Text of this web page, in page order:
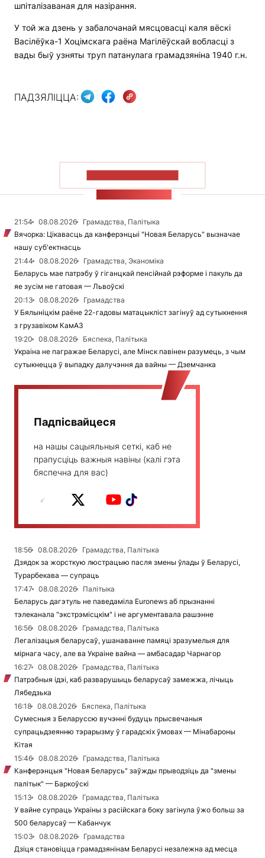
шпіталізаваная для назірання.
У той жа дзень у забалочанай мясцовасці каля вёскі
Васілёўка-1 Хоцімскага раёна Магілёўскай вобласці з
вады быў узняты труп патанулага грамадзяніна 1940 г.н.
ПАДЗЯЛІЦЦА:
21:54 08.08.2026
Грамадства, Палітыка
Вячорка: Цікавасць да канферэнцыі "Новая Беларусь" вызначае
нашу суб'ектнасць
21:44
08.08.2026
Грамадства, Эканоміка
Беларусь мае патрэбу ў гіганцкай пенсійнай рэформе і пакуль да
яе зусім не гатовая — Львоўскі
20:13
08.08.2026
Грамадства
У Бялыніцкім раёне 22-гадовы матацыкліст загінуў ад сутыкнення
з грузавіком КамАЗ
19:20
08.08.2026
Бяспека, Палітыка
Украіна не пагражае Беларусі, але Мінск павінен разумець, з чым
сутыкнецца ў выпадку далучэння да вайны — Дземчанка
Падпісвайцеся
на нашы сацыяльныя сеткі, каб не
прапусціць важныя навіны (калі гэта
бяспечна для вас)
18:56 08.08.2026
Грамадства, Палітыка
Дзядок за жорсткую люстрацыю пасля змены ўлады ў Беларусі,
Турарбекава — супраць
17:47
08.08.2026
Палітыка
Беларусь дагэтуль не паведаміла Euronews аб прызнанні
тэлеканала "экстрэмісцкім" і не аргументавала рашэнне
16:56
08.08.2026
Грамадства, Палітыка
Легалізацыя беларусаў, ушанаванне памяці зразумелыя для
мірнага часу, але ва Украіне вайна — амбасадар Чарнагор
16:27
08.08.2026
Грамадства, Палітыка
Патрэбныя ідэі, каб разварушыць беларусаў замежжа, лічыць
Лябедзька
16:18
08.08.2026
Бяспека, Палітыка
Сумесныя з Беларуссю вучэнні будуць прысвечаныя
супрацьдзеянню тэрарызму ў гарадскіх ўмовах — Мінабароны
Кітая
15:46
08.08.2026
Грамадства, Палітыка
Канферэнцыя "Новая Беларусь" заўжды прыводзіць да "змены
палітык" — Баркоўскі
15:13
08.08.2026
Грамадства, Палітыка
У вайне супраць Украіны з расійскага боку загінула ўжо больш за
500 беларусаў — Кабанчук
15:03
08.08.2026
Грамадства
Дзіця становіцца грамадзянінам Беларусі незалежна ад месца